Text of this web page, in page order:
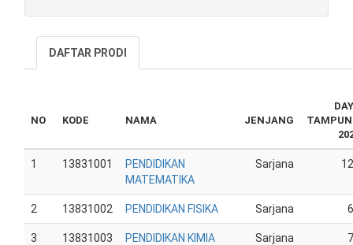
DAFTAR PRODI
NO KODE NAMA JENJANG
1 13831001
PENDIDIKAN
MATEMATIKA
Sarjana
2 13831002 PENDIDIKAN FISIKA Sarjana
3 13831003 PENDIDIKAN KIMIA Sarjana